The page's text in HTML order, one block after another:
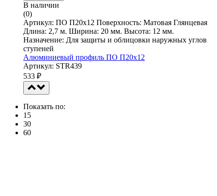
В наличии
(0)
Артикул: ПО П20х12 Поверхность: Матовая Глянцевая
Длина: 2,7 м. Ширина: 20 мм. Высота: 12 мм.
Назначение: Для защиты и облицовки наружных углов
ступеней
Алюминиевый профиль ПО П20х12
Артикул: STR439
533 ₽
Показать по:
15
30
60